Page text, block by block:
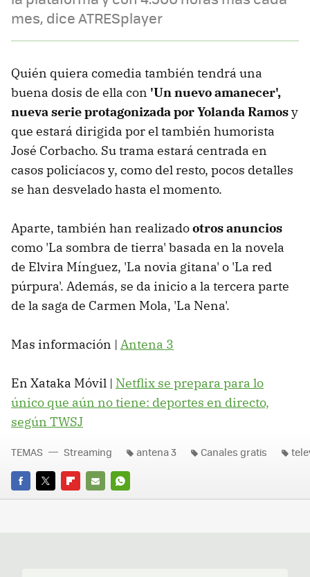
mes, dice ATRESplayer
Quién quiera comedia también tendrá una
buena dosis de ella con 'Un nuevo amanecer',
nueva serie protagonizada por Yolanda Ramosy
que estará dirigida por el también humorista
José Corbacho. Su trama estará centrada en
casos policíacos y, como del resto, pocos detalles
se han desvelado hasta el momento.
Aparte, también han realizadootros anuncios
como 'La sombra de tierra' basada en la novela
de Elvira Mínguez, 'La novia gitana' o 'La red
púrpura'. Además, se da inicio a la tercera parte
de la saga de Carmen Mola, 'La Nena'.
Mas información | Antena 3
En Xataka Móvil | Netflix se prepara para lo
único que aún no tiene: deportes en directo,
según TWSJ
FACEBOOK
TWITTERFLIPBOARD
E-
WHATSAPP
TEMAS Streaming antena 3 Canales gratis